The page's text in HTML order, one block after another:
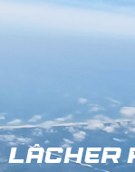
LÂCHER